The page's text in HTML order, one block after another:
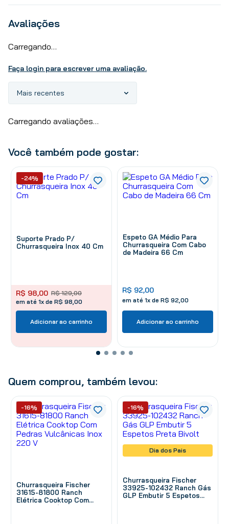
Avaliações
Carregando…
Faça login para escrever uma avaliação.
Mais recentes
Carregando avaliações…
Você também pode gostar:
Suporte Prado P/
Churrasqueira Inox 40 Cm
R$ 129,00
R$ 98,00
em até 1x de R$ 98,00
-24%
Adicionar ao carrinho
Espeto GA Médio Para
Churrasqueira Com Cabo
de Madeira 66 Cm
R$ 92,00
em até 1x de R$ 92 00
Adicionar ao carrinho
Quem comprou, também levou:
Churrasqueira Fischer
31615-81800 Ranch
Elétrica Cooktop Com
Pedras Vulcânicas Inox
-16%
Dia dos Pais
Churrasqueira Fischer
33925-102432 Ranch Gás
GLP Embutir 5 Espetos
-16%